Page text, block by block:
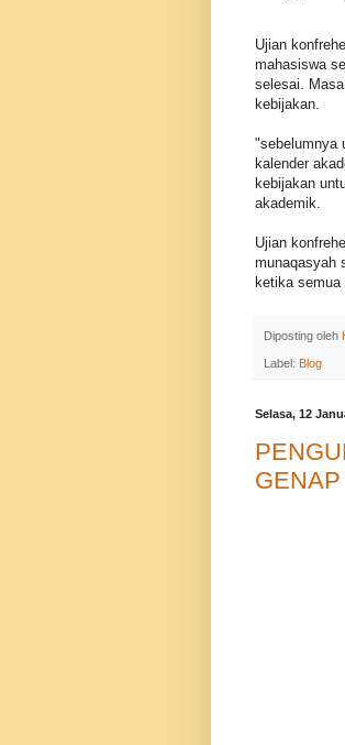
Ujian
mahasiswa
selesai.
kebijakan.
"sebelumnya
kalender
kebijakan
akademik.
Ujian
munaqasyah
ketika
Diposting oleh
Label: Blog
Selasa, 12